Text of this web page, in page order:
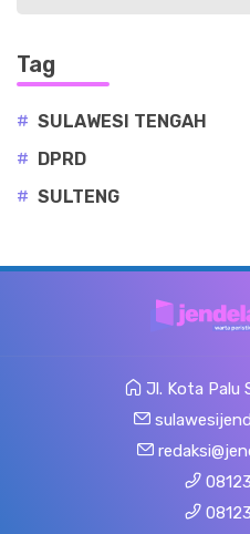
Tag
# SULAWESI TENGAH
# DPRD
# SULTENG
Jl. Kota Palu